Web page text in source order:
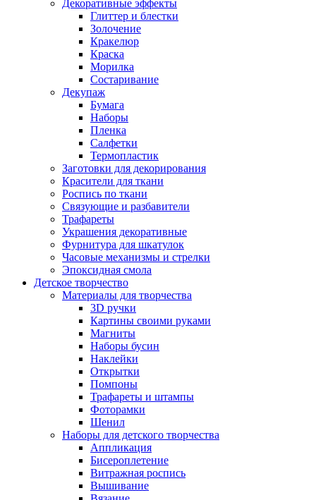
Декоративные эффекты
Глиттер и блестки
Золочение
Кракелюр
Краска
Морилка
Состаривание
Декупаж
Бумага
Наборы
Пленка
Салфетки
Термопластик
Заготовки для декорирования
Красители для ткани
Роспись по ткани
Связующие и разбавители
Трафареты
Украшения декоративные
Фурнитура для шкатулок
Часовые механизмы и стрелки
Эпоксидная смола
Детское творчество
Материалы для творчества
3D ручки
Картины своими руками
Магниты
Наборы бусин
Наклейки
Открытки
Помпоны
Трафареты и штампы
Фоторамки
Шенил
Наборы для детского творчества
Аппликация
Бисероплетение
Витражная роспись
Вышивание